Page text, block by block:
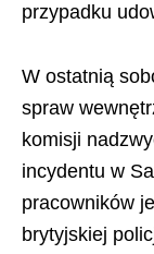
przypadku
W ostatnią
spraw
komisji
incydentu w
pracowników
brytyjskiej